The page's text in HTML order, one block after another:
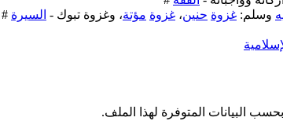
وسلم: غزوة حنين، غزوة مؤتة، وغزوة تبوك - السيرة #
البيانات المتوفرة لهذا الملف.